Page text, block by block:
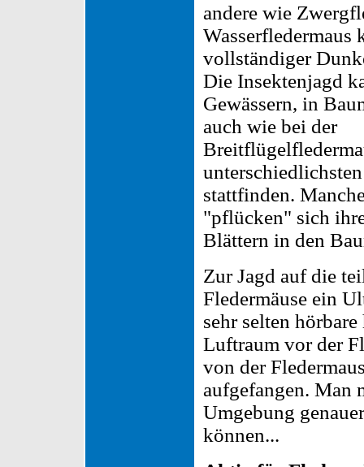
andere wie
Wasserfledermaus
vollständiger
Die Insektenjagd
Gewässern, in
auch wie bei der
stattfinden.
"pflücken" sich
Blättern in den
Zur Jagd auf die
Fledermäuse ein
sehr selten
Luftraum vor der
von der
aufgefangen. Man
Umgebung
können...